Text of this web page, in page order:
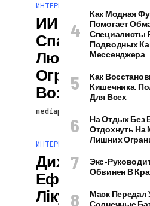
ИНТЕРЕСНОЕ И ПОЗНАВАТЕЛЬНОЕ
ИИ Назвали
Спасением Для
Людей С
mediapodcast
ИНТЕРЕСНОЕ И
Дихайте Легко:
Ефективне
Лікування
Как Модная
Помогает
Специалисты
Подводных
Мессенджера
Как
Кишечника,
Для Всех
На Отдых Без
Отдохнуть На
Лишних
Экс-
Обвинен В
Маск Передал
Солнечные